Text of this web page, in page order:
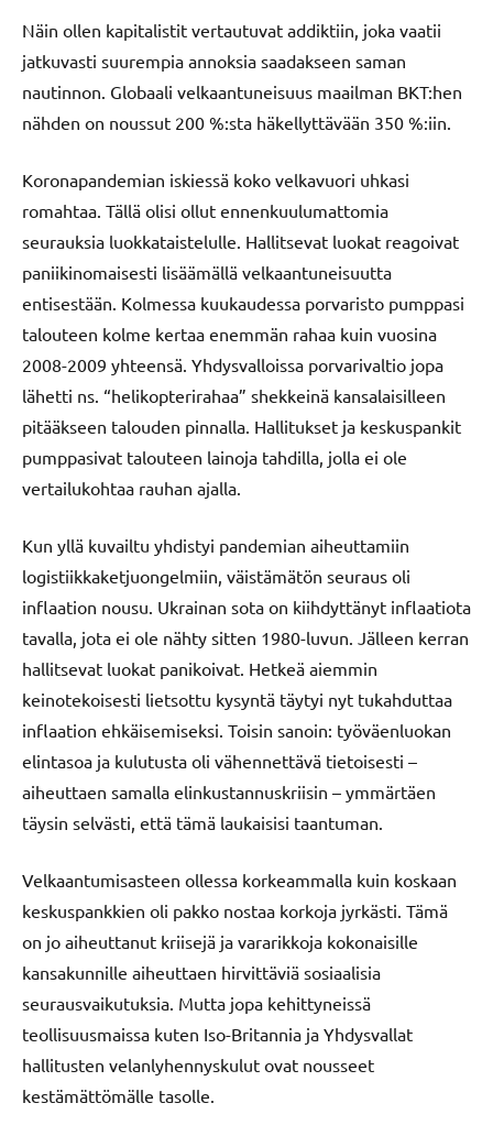
Näin ollen kapitalistit vertautuvat addiktiin, joka vaatii
jatkuvasti suurempia annoksia saadakseen saman
nautinnon. Globaali velkaantuneisuus maailman BKT:hen
nähden on noussut 200 %:sta häkellyttävään 350 %:iin.
Koronapandemian iskiessä koko velkavuori uhkasi
romahtaa. Tällä olisi ollut ennenkuulumattomia
seurauksia luokkataistelulle. Hallitsevat luokat reagoivat
paniikinomaisesti lisäämällä velkaantuneisuutta
entisestään. Kolmessa kuukaudessa porvaristo pumppasi
talouteen kolme kertaa enemmän rahaa kuin vuosina
2008-2009 yhteensä. Yhdysvalloissa porvarivaltio jopa
lähetti ns. “helikopterirahaa” shekkeinä kansalaisilleen
pitääkseen talouden pinnalla. Hallitukset ja keskuspankit
pumppasivat talouteen lainoja tahdilla, jolla ei ole
vertailukohtaa rauhan ajalla.
Kun yllä kuvailtu yhdistyi pandemian aiheuttamiin
logistiikkaketjuongelmiin, väistämätön seuraus oli
inflaation nousu. Ukrainan sota on kiihdyttänyt inflaatiota
tavalla, jota ei ole nähty sitten 1980-luvun. Jälleen kerran
hallitsevat luokat panikoivat. Hetkeä aiemmin
keinotekoisesti lietsottu kysyntä täytyi nyt tukahduttaa
inflaation ehkäisemiseksi. Toisin sanoin: työväenluokan
elintasoa ja kulutusta oli vähennettävä tietoisesti –
aiheuttaen samalla elinkustannuskriisin – ymmärtäen
täysin selvästi, että tämä laukaisisi taantuman.
Velkaantumisasteen ollessa korkeammalla kuin koskaan
keskuspankkien oli pakko nostaa korkoja jyrkästi. Tämä
on jo aiheuttanut kriisejä ja vararikkoja kokonaisille
kansakunnille aiheuttaen hirvittäviä sosiaalisia
seurausvaikutuksia. Mutta jopa kehittyneissä
teollisuusmaissa kuten Iso-Britannia ja Yhdysvallat
hallitusten velanlyhennyskulut ovat nousseet
kestämättömälle tasolle.